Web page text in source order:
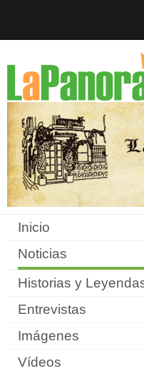
Inicio
Noticias
Historias y
Entrevistas
Imágenes
Vídeos